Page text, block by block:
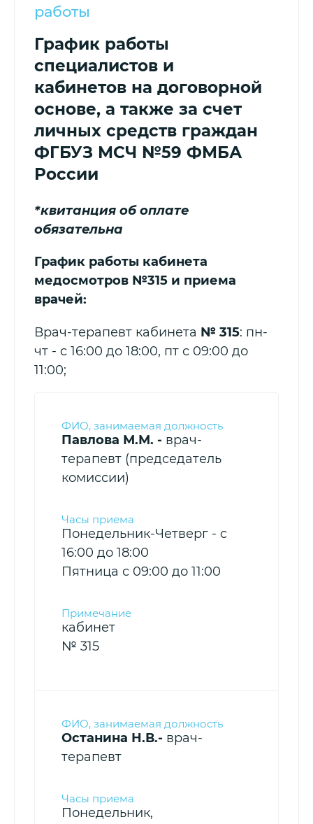
работы
График работы
специалистов и
кабинетов на договорной
основе, а также за счет
личных средств граждан
ФГБУЗ МСЧ №59 ФМБА
России
*квитанция об оплате
обязательна
График работы кабинета
медосмотров №315 и приема
врачей:
Врач-терапевт кабинета № 315: пн-
чт - c 16:00 до 18:00, пт с 09:00 до
11:00;
Павлова М.М. - врач-
терапевт (председатель
комиссии)
Понедельник-Четверг - c
16:00 до 18:00
Пятница с 09:00 до 11:00
кабинет
№ 315
Останина Н.В.- врач-
терапевт
Понедельник,